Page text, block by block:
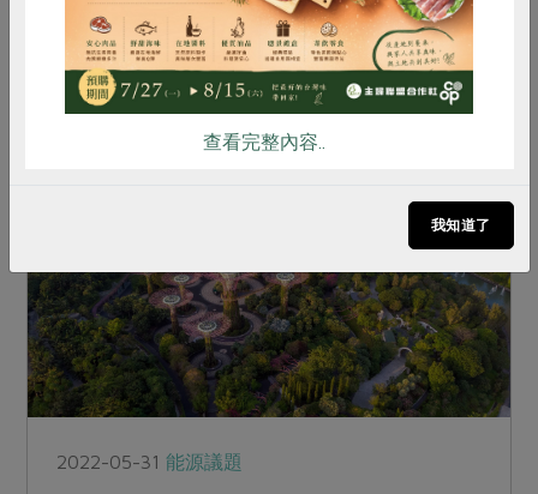
屋族、人口多的家庭，仍會擔心漲電價增加經濟負
擔，或為了省電而影響生活品質，因此，本篇分享
幾項如何不用花大錢便可隨手做的節電妙方，同時
照顧環境及荷包。
2022-05-31能源議題
查看完整內容..
我知道了